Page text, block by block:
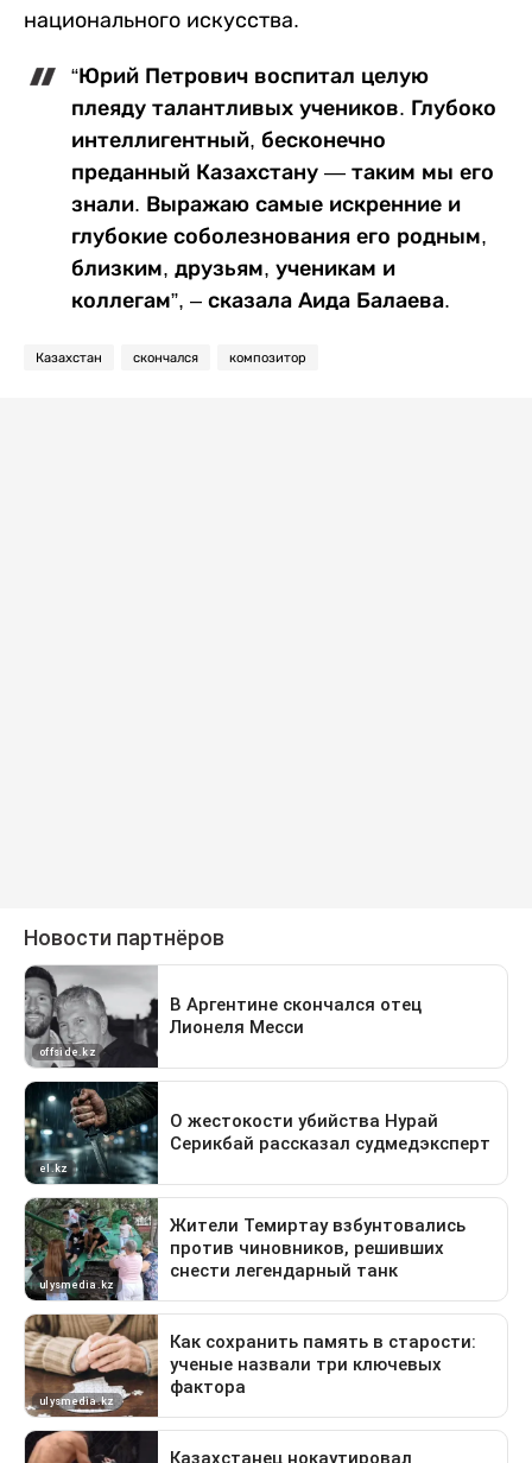
национального искусства.
“Юрий Петрович воспитал целую
плеяду талантливых учеников. Глубоко
интеллигентный, бесконечно
преданный Казахстану — таким мы его
знали. Выражаю самые искренние и
глубокие соболезнования его родным,
близким, друзьям, ученикам и
коллегам”, – сказала Аида Балаева.
Казахстан скончался композитор